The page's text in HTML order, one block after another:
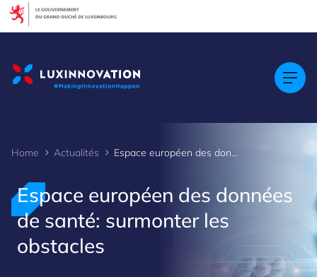
Home Actualités Espace européen des données de santé: surmonter les obstacles
Espace européen des données
de santé: surmonter les
obstacles
Cookies management panel